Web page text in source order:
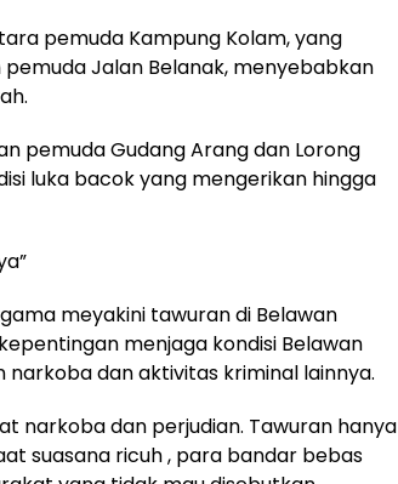
pemuda Kampung Kolam, yang
Jalan Belanak, menyebabkan
pemuda Gudang Arang dan Lorong
luka bacok yang mengerikan hingga
meyakini tawuran di Belawan
menjaga kondisi Belawan
dan aktivitas kriminal lainnya.
narkoba dan perjudian. Tawuran hanya
suasana ricuh , para bandar bebas